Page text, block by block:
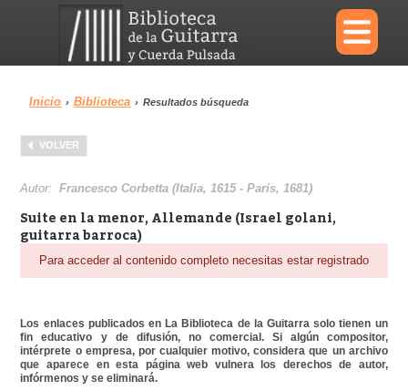
×
Menu
Biblioteca Diccionario
Área personal Reproductor
Inicio › Biblioteca › Resultados búsqueda
VOLVER
Autor:Francesco Corbetta (Italia, 1615 - París, 1681)
Suite en la menor, Allemande (Israel golani,
guitarra barroca)
Para acceder al contenido completo necesitas estar registrado
Los enlaces publicados en La Biblioteca de la Guitarra solo tienen un
fin educativo y de difusión, no comercial. Si algún compositor,
intérprete o empresa, por cualquier motivo, considera que un archivo
que aparece en esta página web vulnera los derechos de autor,
infórmenos y se eliminará.